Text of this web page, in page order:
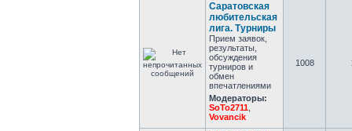
Саратовская
любительская
лига. Турниры
Прием заявок,
результаты,
обсуждения
турниров и
обмен
впечатлениями
Модераторы:
SoTo2711
Vovancik
1008